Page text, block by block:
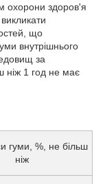
охорони здоров'я
що
внутрішнього
за
ніж 1 год не має
гуми, %, не більш
ніж